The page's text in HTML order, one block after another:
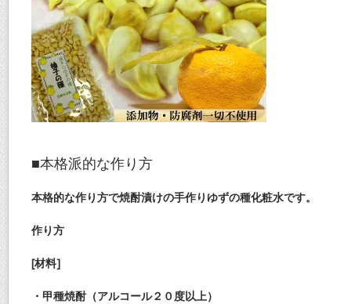
■本格派的な作り方
本格的な作り方で焼酎漬けの手作りゆずの種化粧水です。
作り方
[材料]
・甲種焼酎（アルコール２０度以上）